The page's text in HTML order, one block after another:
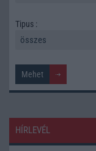
Tipus :
HÍRLEVÉL